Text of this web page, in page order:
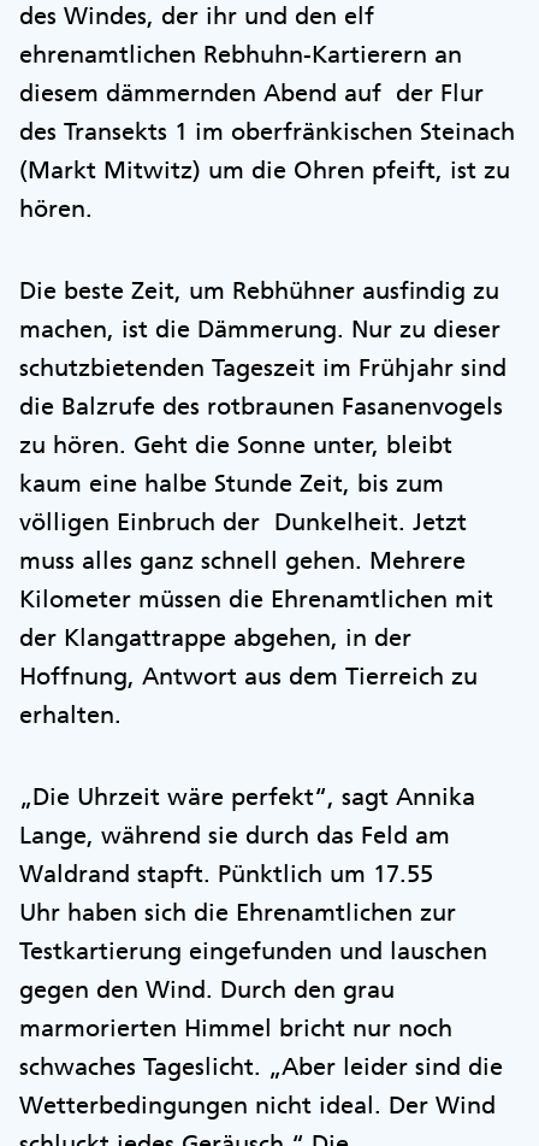
des Windes, der ihr und den elf
ehrenamtlichen Rebhuhn-Kartierern an
diesem dämmernden Abend auf der Flur
des Transekts 1 im oberfränkischen Steinach
(Markt Mitwitz) um die Ohren pfeift, ist zu
hören.
Die beste Zeit, um Rebhühner ausfindig zu
machen, ist die Dämmerung. Nur zu dieser
schutzbietenden Tageszeit im Frühjahr sind
die Balzrufe des rotbraunen Fasanenvogels
zu hören. Geht die Sonne unter, bleibt
kaum eine halbe Stunde Zeit, bis zum
völligen Einbruch der Dunkelheit. Jetzt
muss alles ganz schnell gehen. Mehrere
Kilometer müssen die Ehrenamtlichen mit
der Klangattrappe abgehen, in der
Hoffnung, Antwort aus dem Tierreich zu
erhalten.
„Die Uhrzeit wäre perfekt“, sagt Annika
Lange, während sie durch das Feld am
Waldrand stapft. Pünktlich um 17.55
Uhr haben sich die Ehrenamtlichen zur
Testkartierung eingefunden und lauschen
gegen den Wind. Durch den grau
marmorierten Himmel bricht nur noch
schwaches Tageslicht. „Aber leider sind die
Wetterbedingungen nicht ideal. Der Wind